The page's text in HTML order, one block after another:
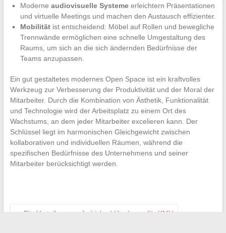
Moderne audiovisuelle Systemeerleichtern Präsentationen
und virtuelle Meetings und machen den Austausch effizienter.
Mobilitätist entscheidend: Möbel auf Rollen und bewegliche
Trennwände ermöglichen eine schnelle Umgestaltung des
Raums, um sich an die sich ändernden Bedürfnisse der
Teams anzupassen.
Ein gut gestaltetes modernes Open Space ist ein kraftvolles
Werkzeug zur Verbesserung der Produktivität und der Moral der
Mitarbeiter. Durch die Kombination von Ästhetik, Funktionalität
und Technologie wird der Arbeitsplatz zu einem Ort des
Wachstums, an dem jeder Mitarbeiter excelieren kann. Der
Schlüssel liegt im harmonischen Gleichgewicht zwischen
kollaborativen und individuellen Räumen, während die
spezifischen Bedürfnisse des Unternehmens und seiner
Mitarbeiter berücksichtigt werden.
Die Vorteile von refurbished Hardware für KMU